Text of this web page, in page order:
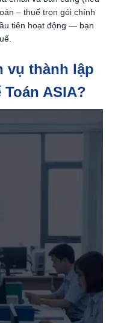
– thuế trọn gói chính
tiên hoạt động — bạn
vụ thành lập
ASIA?